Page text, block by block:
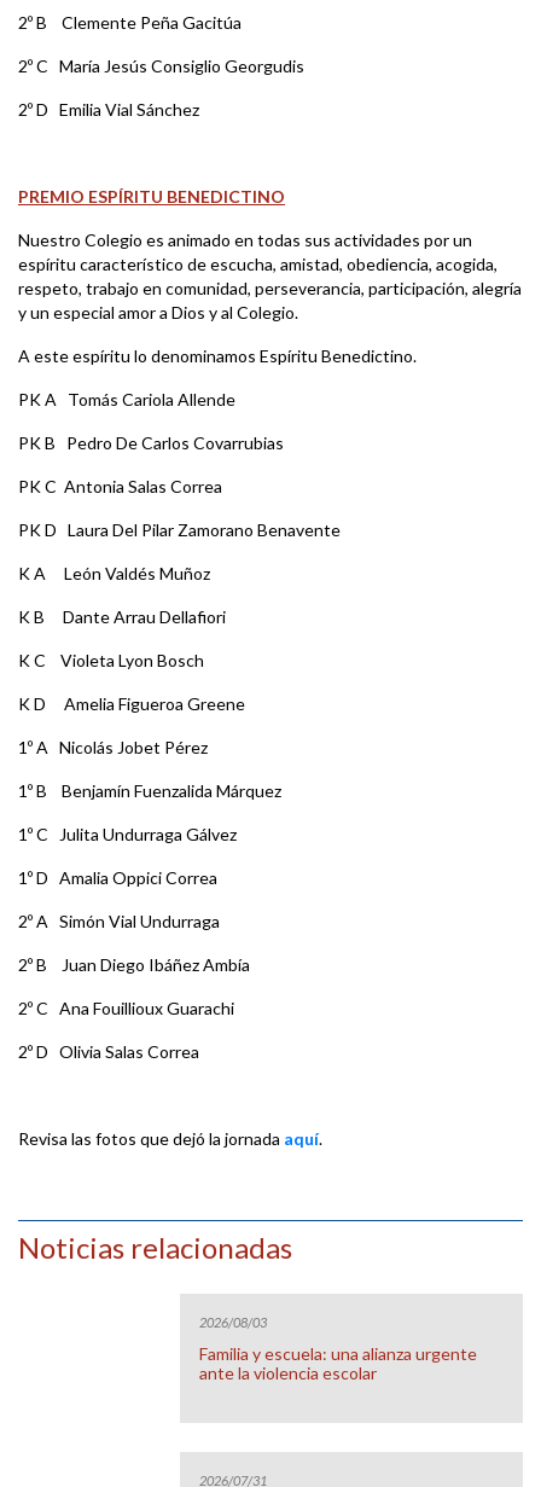
2º B Clemente Peña Gacitúa
2º C María Jesús Consiglio Georgudis
2º D Emilia Vial Sánchez
PREMIO ESPÍRITU BENEDICTINO
Nuestro Colegio es animado en todas sus actividades por un
espíritu característico de escucha, amistad, obediencia, acogida,
respeto, trabajo en comunidad, perseverancia, participación, alegría
y un especial amor a Dios y al Colegio.
A este espíritu lo denominamos Espíritu Benedictino.
PK A Tomás Cariola Allende
PK B Pedro De Carlos Covarrubias
PK C Antonia Salas Correa
PK D Laura Del Pilar Zamorano Benavente
K A León Valdés Muñoz
K B Dante Arrau Dellafiori
K C Violeta Lyon Bosch
K D Amelia Figueroa Greene
1º A Nicolás Jobet Pérez
1º B Benjamín Fuenzalida Márquez
1º C Julita Undurraga Gálvez
1º D Amalia Oppici Correa
2º A Simón Vial Undurraga
2º B Juan Diego Ibáñez Ambía
2º C Ana Fouillioux Guarachi
2º D Olivia Salas Correa
Revisa las fotos que dejó la jornada aquí.
Noticias relacionadas
2026/08/03
Familia y escuela: una alianza urgente
ante la violencia escolar
2026/07/31